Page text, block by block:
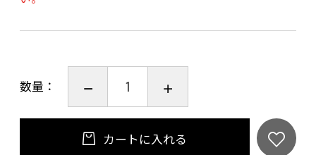
【賞味期限】出荷日より冷凍保存にて30日間と
【配送方法】ヤマト運輸の冷凍便にてお送りい
たします。
数量：
カートに入れる